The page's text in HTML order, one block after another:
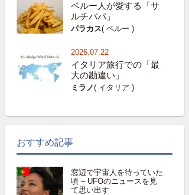
ペルー人が愛する「サ
ルチパパ」
パラカス( ペルー )
2026.07.22
イタリア旅行での「最
大の勘違い」
ミラノ( イタリア )
おすすめ記事
窓辺で宇宙人を待っていた
頃 – UFOのニュースを見
て思い出す